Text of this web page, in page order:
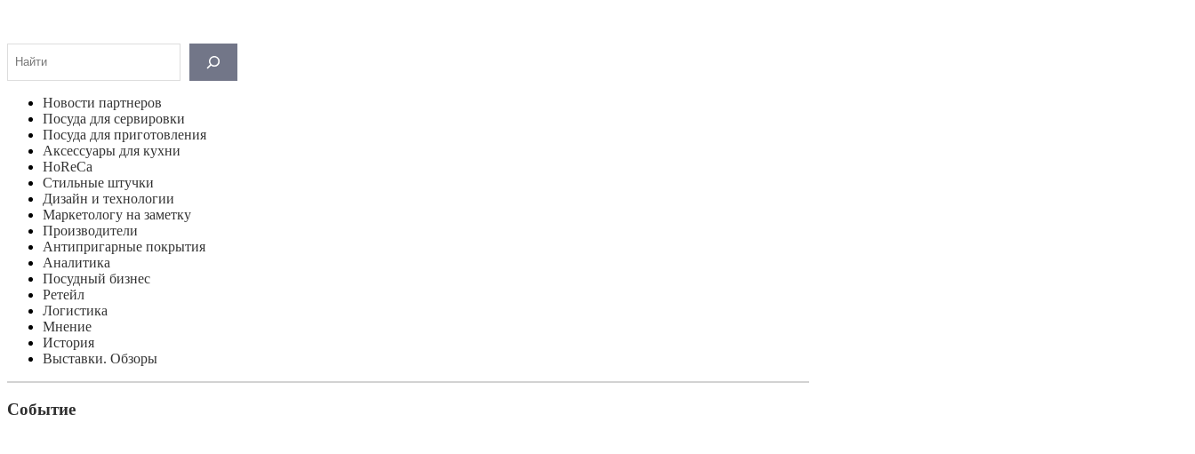
Новости партнеров
Посуда для сервировки
Посуда для приготовления
Аксессуары для кухни
HoReCa
Стильные штучки
Дизайн и технологии
Маркетологу на заметку
Производители
Антипригарные покрытия
Аналитика
Посудный бизнес
Ретейл
Логистика
Мнение
История
Выставки. Обзоры
Событие